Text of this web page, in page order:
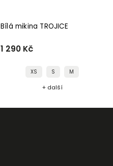
Bílá mikina TROJICE
1 290 Kč
XS S M
+ další